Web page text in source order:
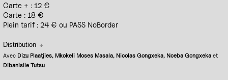
Carte + : 12 €
Carte : 18 €
Plein tarif : 24 € ou PASS NoBorder
Distribution
Avec Dizu Plaatjies, Mkokeli Moses Masala, Nicolas Gongxeka, Nceba Gongxekaet
Dibanisile Tutsu